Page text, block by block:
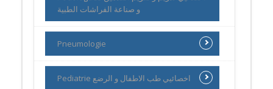
و صناعة الفراشات الطبية
Pneumologie
Pediatrie اخصائيي طب الاطفال و الرضع